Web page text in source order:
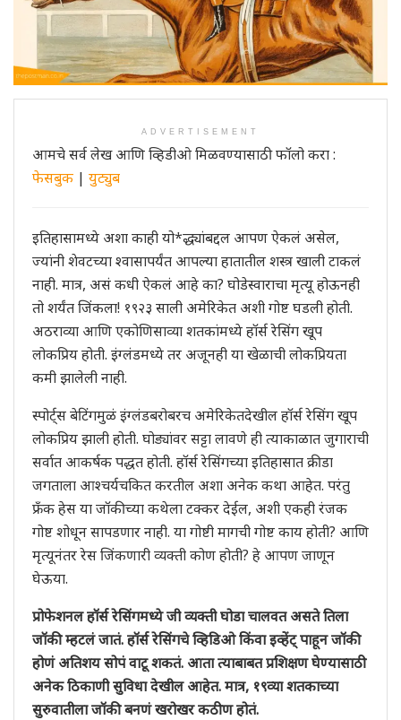
ADVERTISEMENT
आमचे सर्व लेख आणि व्हिडीओ मिळवण्यासाठी फॉलो करा :
फेसबुक | युट्युब
इतिहासामध्ये अशा काही यो*द्ध्यांबद्दल आपण ऐकलं असेल,
ज्यांनी शेवटच्या श्वासापर्यंत आपल्या हातातील शस्त्र खाली टाकलं
नाही. मात्र, असं कधी ऐकलं आहे का? घोडेस्वाराचा मृत्यू होऊनही
तो शर्यंत जिंकला! १९२३ साली अमेरिकेत अशी गोष्ट घडली होती.
अठराव्या आणि एकोणिसाव्या शतकांमध्ये हॉर्स रेसिंग खूप
लोकप्रिय होती. इंग्लंडमध्ये तर अजूनही या खेळाची लोकप्रियता
कमी झालेली नाही.
स्पोर्ट्स बेटिंगमुळं इंग्लंडबरोबरच अमेरिकेतदेखील हॉर्स रेसिंग खूप
लोकप्रिय झाली होती. घोड्यांवर सट्टा लावणे ही त्याकाळात जुगाराची
सर्वात आकर्षक पद्धत होती. हॉर्स रेसिंगच्या इतिहासात क्रीडा
जगताला आश्चर्यचकित करतील अशा अनेक कथा आहेत. परंतु
फ्रँक हेस या जॉकीच्या कथेला टक्कर देईल, अशी एकही रंजक
गोष्ट शोधून सापडणार नाही. या गोष्टी मागची गोष्ट काय होती? आणि
मृत्यूनंतर रेस जिंकणारी व्यक्ती कोण होती? हे आपण जाणून
घेऊया.
प्रोफेशनल हॉर्स रेसिंगमध्ये जी व्यक्ती घोडा चालवत असते तिला
जॉकी म्हटलं जातं. हॉर्स रेसिंगचे व्हिडिओ किंवा इव्हेंट् पाहून जॉकी
होणं अतिशय सोपं वाटू शकतं. आता त्याबाबत प्रशिक्षण घेण्यासाठी
अनेक ठिकाणी सुविधा देखील आहेत. मात्र, १९व्या शतकाच्या
सुरुवातीला जॉकी बनणं खरोखर कठीण होतं.